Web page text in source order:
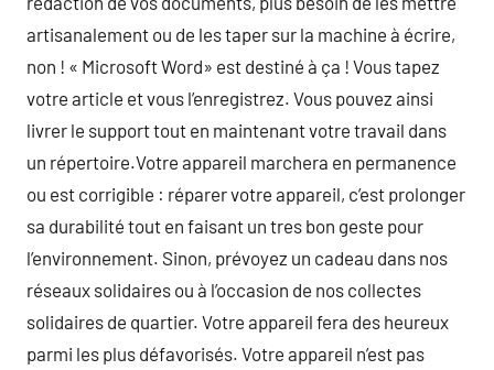
artisanalement ou de les taper sur la machine à écrire,
non ! « Microsoft Word» est destiné à ça ! Vous tapez
votre article et vous l’enregistrez. Vous pouvez ainsi
livrer le support tout en maintenant votre travail dans
un répertoire.Votre appareil marchera en permanence
ou est corrigible : réparer votre appareil, c’est prolonger
sa durabilité tout en faisant un tres bon geste pour
l’environnement. Sinon, prévoyez un cadeau dans nos
réseaux solidaires ou à l’occasion de nos collectes
solidaires de quartier. Votre appareil fera des heureux
parmi les plus défavorisés. Votre appareil n’est pas